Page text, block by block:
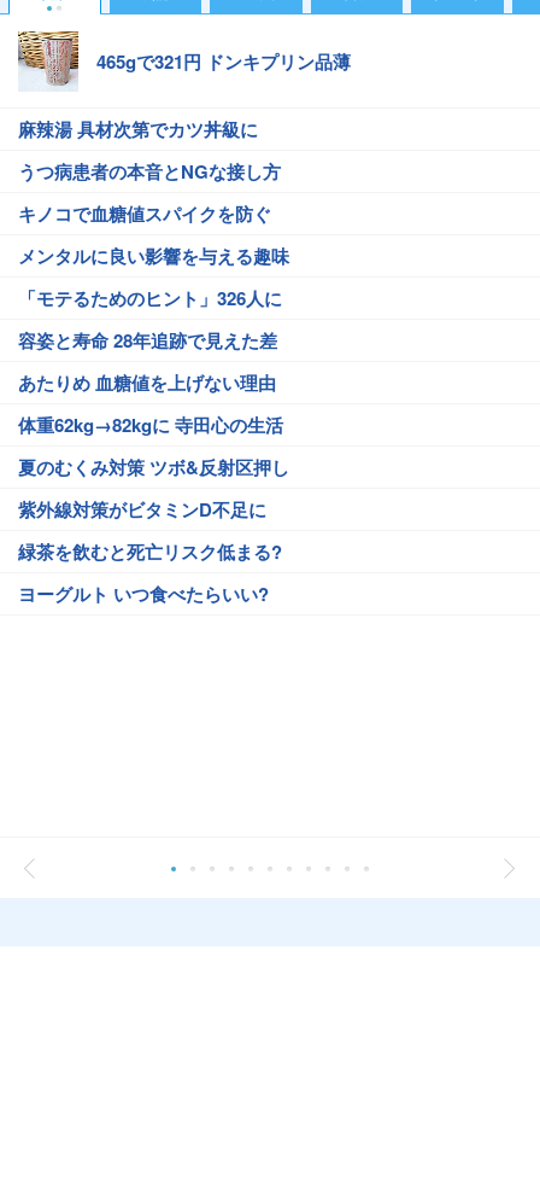
465gで321円 ドンキプリン品薄
麻辣湯 具材次第でカツ丼級に
うつ病患者の本音とNGな接し方
キノコで血糖値スパイクを防ぐ
メンタルに良い影響を与える趣味
「モテるためのヒント」326人に
容姿と寿命 28年追跡で見えた差
あたりめ 血糖値を上げない理由
体重62kg→82kgに 寺田心の生活
夏のむくみ対策 ツボ&反射区押し
紫外線対策がビタミンD不足に
緑茶を飲むと死亡リスク低まる?
ヨーグルト いつ食べたらいい?